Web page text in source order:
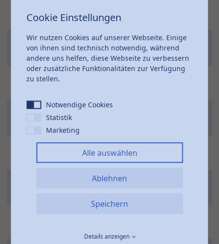
2060075
75 260
212-
2060090
90 292 45°
212-
212-
212-
2060140
140 430
Cookie Einstellungen
Wir nutzen Cookies auf unserer Webseite. Einige
von ihnen sind technisch notwendig, während
andere uns helfen, diese Webseite zu verbessern
oder zusätzliche Funktionalitäten zur Verfügung
zu stellen.
Notwendige Cookies
Statistik
Marketing
Alle auswählen
Ablehnen
Speichern
Details anzeigen